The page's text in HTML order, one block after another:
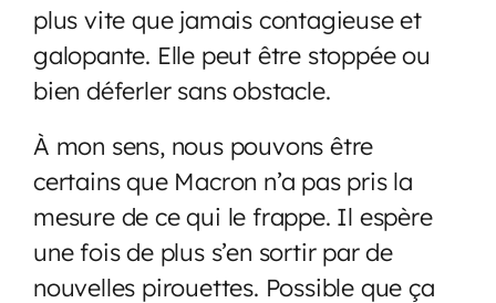
plus vite que jamais contagieuse et
galopante. Elle peut être stoppée ou
bien déferler sans obstacle.
À mon sens, nous pouvons être
certains que Macron n’a pas pris la
mesure de ce qui le frappe. Il espère
une fois de plus s’en sortir par de
nouvelles pirouettes. Possible que ça